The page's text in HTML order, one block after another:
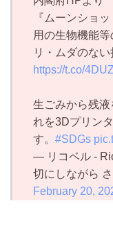
『ムーンショ
用の生物機能
リ・ムダのな
https://t.co/
生ごみから残
れを3Dプリン
す。 #SDGs
— リコベル -
切にしながら
February 20,